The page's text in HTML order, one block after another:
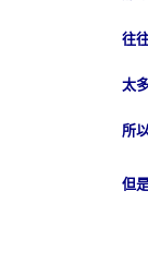
往
太
所
但